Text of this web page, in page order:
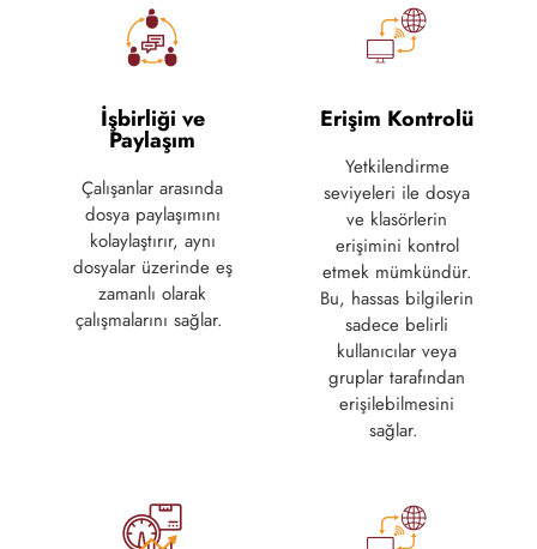
İşbirliği ve
Paylaşım
Çalışanlar arasında
dosya paylaşımını
kolaylaştırır, aynı
dosyalar üzerinde eş
zamanlı olarak
çalışmalarını sağlar.
Erişim Kontrolü
Yetkilendirme
seviyeleri ile dosya
ve klasörlerin
erişimini kontrol
etmek mümkündür.
Bu, hassas bilgilerin
sadece belirli
kullanıcılar veya
gruplar tarafından
erişilebilmesini
sağlar.